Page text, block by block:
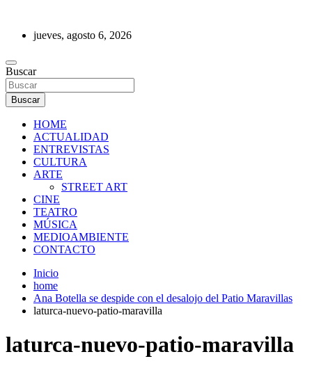
contenidojueves, agosto 6, 2026
REVISTA DE PRENSA
Buscar
Buscar
HOME
ACTUALIDAD
ENTREVISTAS
CULTURA
ARTE
STREET ART
CINE
TEATRO
MÚSICA
MEDIOAMBIENTE
CONTACTO
Inicio
home
Ana Botella se despide con el desalojo del Patio Maravillas
laturca-nuevo-patio-maravilla
laturca-nuevo-patio-maravilla